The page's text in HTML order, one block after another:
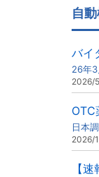
自
バイ
26年3
2026/
OTC
日本
2026/
【